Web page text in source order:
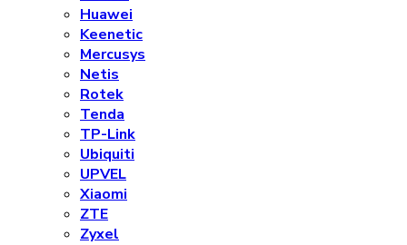
Huawei
Keenetic
Mercusys
Netis
Rotek
Tenda
TP-Link
Ubiquiti
UPVEL
Xiaomi
ZTE
Zyxel